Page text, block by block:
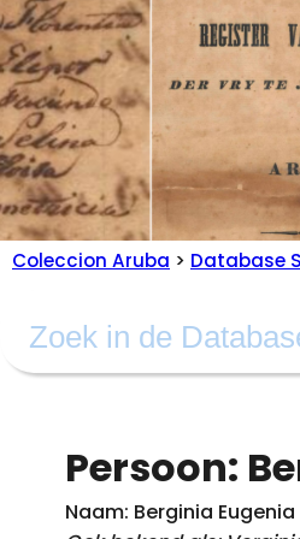
Coleccion Aruba > Database
Persoon:
Naam: Berginia Eugenia